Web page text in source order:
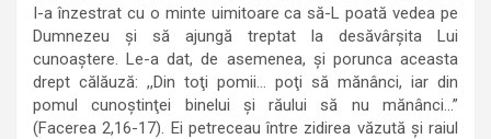
I-a înzestrat cu o minte uimitoare ca să-L poată vedea pe
Dumnezeu şi să ajungă treptat la desăvârşita Lui
cunoaştere. Le-a dat, de asemenea, şi porunca aceasta
drept călăuză: ,,Din toţi pomii… poţi să mănânci, iar din
pomul cunoştinţei binelui şi răului să nu mănânci…”
(Facerea 2,16-17). Ei petreceau între zidirea văzută şi raiul